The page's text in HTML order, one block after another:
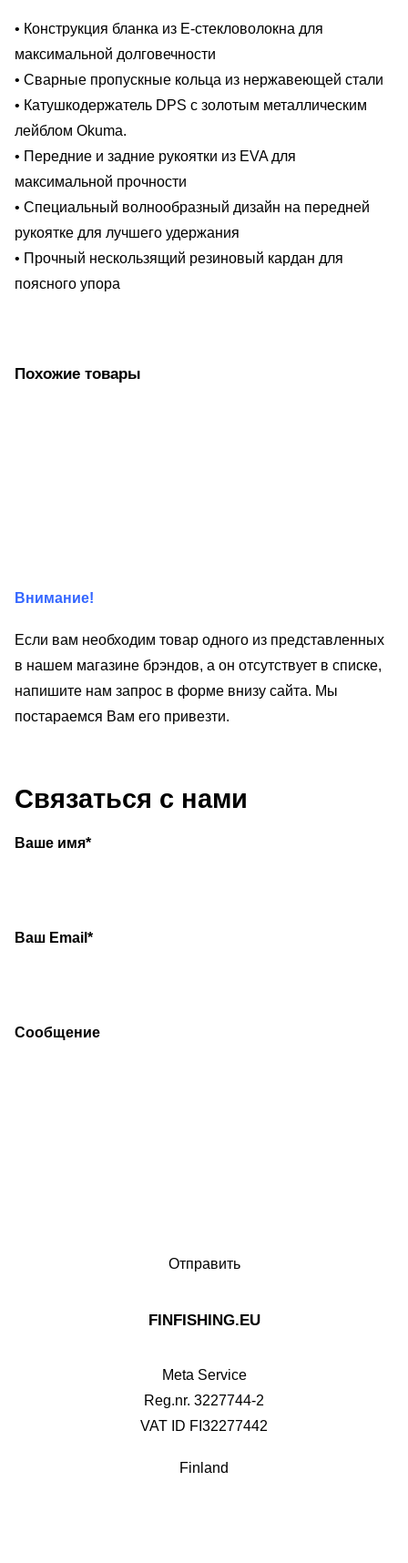
• Конструкция бланка из E-стекловолокна для
максимальной долговечности
• Сварные пропускные кольца из нержавеющей стали
• Катушкодержатель DPS с золотым металлическим
лейблом Okuma.
• Передние и задние рукоятки из EVA для
максимальной прочности
• Специальный волнообразный дизайн на передней
рукоятке для лучшего удержания
• Прочный нескользящий резиновый кардан для
поясного упора
Похожие товары
Внимание!
Если вам необходим товар одного из представленных
в нашем магазине брэндов, а он отсутствует в списке,
напишите нам запрос в форме внизу сайта. Мы
постараемся Вам его привезти.
Связаться с нами
Ваше имя*
Ваш Email*
Сообщение
FINFISHING.EU
Meta Service
Reg.nr. 3227744-2
VAT ID FI32277442
Finland